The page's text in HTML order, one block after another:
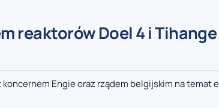
reaktorów Doel 4 i Tihange
Engie oraz rządem belgijskim na temat